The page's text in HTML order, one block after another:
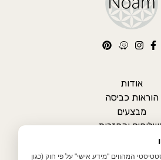
אודות
הוראות כביסה
מבצעים
והחזרות
מדיניות פרטיות
המהווים "מידע אישי" על פי חוק (כגון